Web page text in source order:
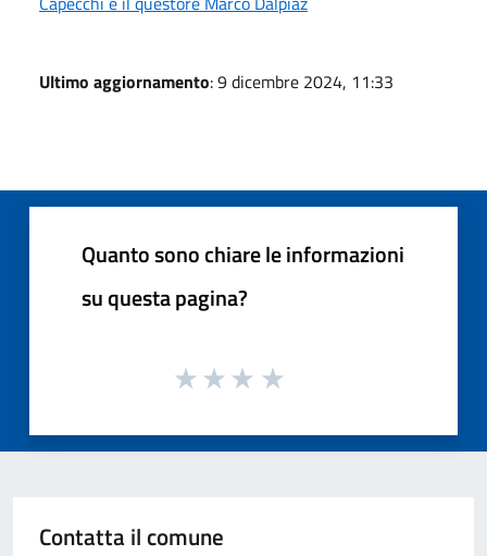
Ultimo aggiornamento: 9 dicembre 2024, 11:33
Quanto sono chiare le informazioni
su questa pagina?
Contatta il comune